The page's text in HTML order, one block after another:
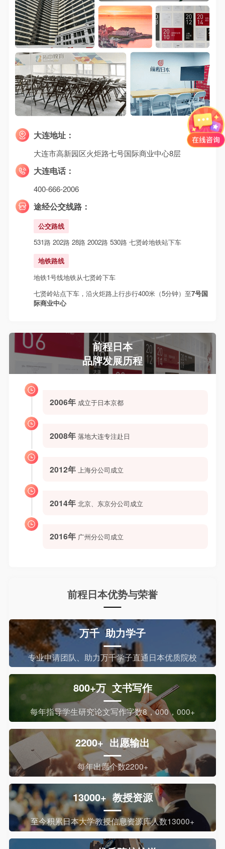
大连地址：
大连市高新园区火炬路七号国际商业中心8层
大连电话：
400-666-2006
途经公交线路：
公交路线
531路 202路 28路 2002路 530路 七贤岭地铁站下车
地铁路线
地铁1号线地铁从七贤岭下车
七贤岭站点下车，沿火炬路上行步行400米（5分钟）至7号国
际商业中心
前程日本
品牌发展历程
2006年成立于日本京都
2008年落地大连专注赴日
2012年上海分公司成立
2014年北京、东京分公司成立
2016年广州分公司成立
前程日本优势与荣誉
万千 助力学子
专业申请团队、助力万千学子直通日本优质院校
800+万 文书写作
每年指导学生研究论文写作字数8，000，000+
2200+ 出愿输出
每年出愿个数2200+
13000+ 教授资源
至今积累日本大学教授信息资源库人数13000+